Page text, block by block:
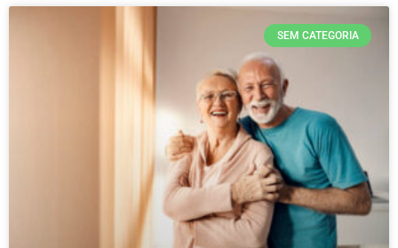
SEM CATEGORIA